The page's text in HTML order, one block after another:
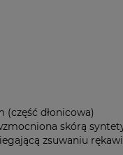
(część dłonicowa)
skórą
zsuwaniu